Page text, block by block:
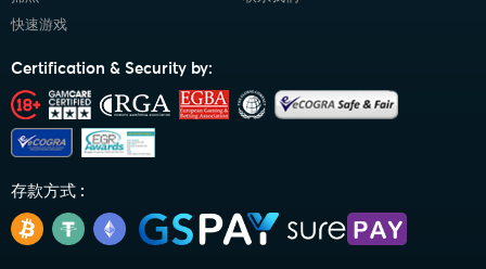
快速游戏
Certification & Security by:
存款方式 :